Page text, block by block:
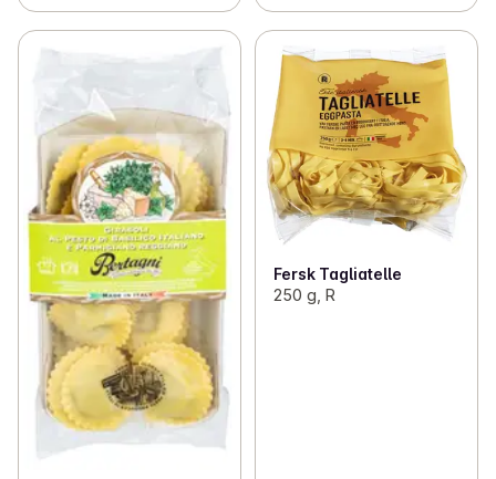
Fersk Tagliatelle
250 g, R